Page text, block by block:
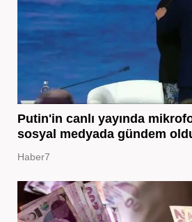
Putin'in canlı yayında
sosyal medyada gündem
Haber7